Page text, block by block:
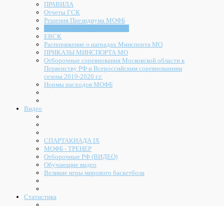
ПРАВИЛА
Отчеты ГСК
Решения Президиума МОФБ
ЕВСК
Распоряжение о наградах Минспорта МО
ПРИКАЗЫ МИНСПОРТА МО
Отборочные соревнования Московской области к
Первенству РФ и Всероссийским соревнованиям
сезона 2019-2020 г.г.
Нормы расходов МОФБ
Видео
СПАРТАКИАДА IX
МОФБ - ТРЕНЕР
Отборочные РФ (ВИДЕО)
Обучающие видео
Великие игры мирового баскетбола
Статистика